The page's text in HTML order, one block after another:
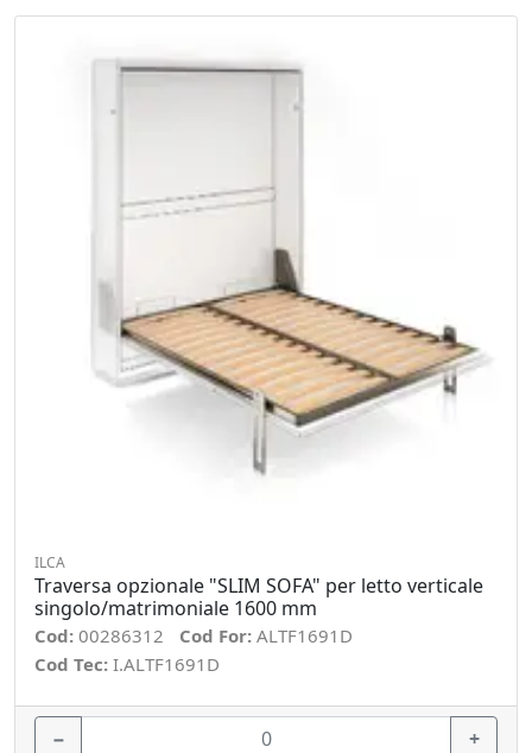
ILCA
Traversa opzionale "SLIM SOFA" per letto verticale
singolo/matrimoniale 1600 mm
Cod: 00286312 Cod For: ALTF1691D
Cod Tec: I.ALTF1691D
− +